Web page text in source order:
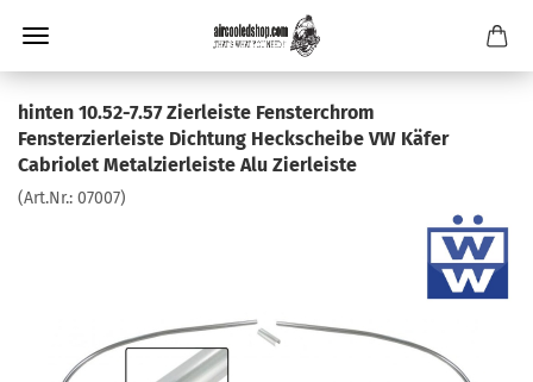
hinten 10.52-7.57 Zierleiste Fensterchrom
Fensterzierleiste Dichtung Heckscheibe VW Käfer
Cabriolet Metalzierleiste Alu Zierleiste
(Art.Nr.: 07007)